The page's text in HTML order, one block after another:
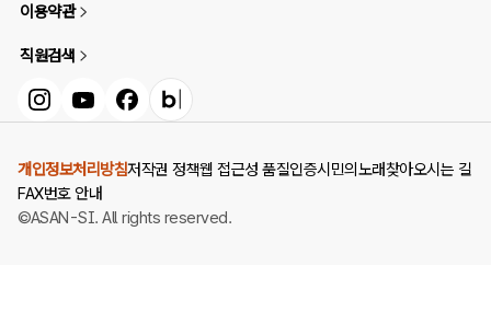
이용약관
직원검색
인스타그램
유튜브 페이스북블로그
개인정보처리방침저작권 정책웹 접근성 품질인증시민의노래찾아오시는 길
FAX번호 안내
©ASAN-SI. All rights reserved.